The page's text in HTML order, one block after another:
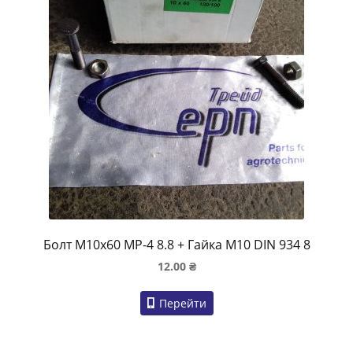
Болт M10x60 MP-4 8.8 + Гайка M10 DIN 934 8
12.00 ₴
Перейти